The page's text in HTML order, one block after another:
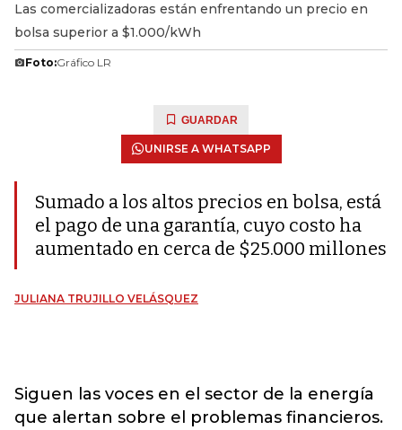
Las comercializadoras están enfrentando un precio en
bolsa superior a $1.000/kWh
Foto:Gráfico LR
GUARDAR
UNIRSE A WHATSAPP
Sumado a los altos precios en bolsa, está
el pago de una garantía, cuyo costo ha
aumentado en cerca de $25.000 millones
JULIANA TRUJILLO VELÁSQUEZ
Siguen las voces en el sector de la energía
que alertan sobre el problemas financieros.